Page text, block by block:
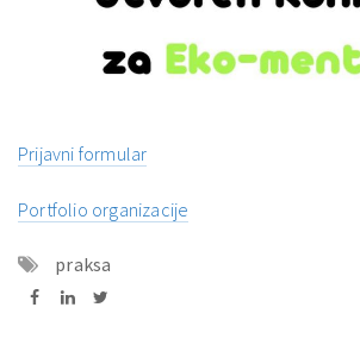
Prijavni formular
Portfolio organizacije
praksa